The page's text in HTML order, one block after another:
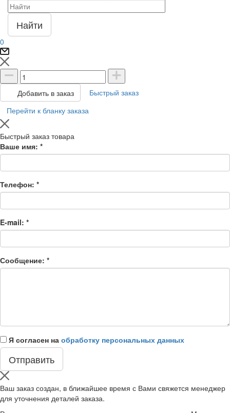
Найти
0
Добавить в заказ
Быстрый заказ
Перейти к бланку заказа
Быстрый заказ товара
Ваше имя: *
Телефон: *
E-mail: *
Сообщение: *
Я согласен на обработку персональных данных
Ваш заказ создан, в ближайшее время с Вами свяжется менеджер
для уточнения деталей заказа.